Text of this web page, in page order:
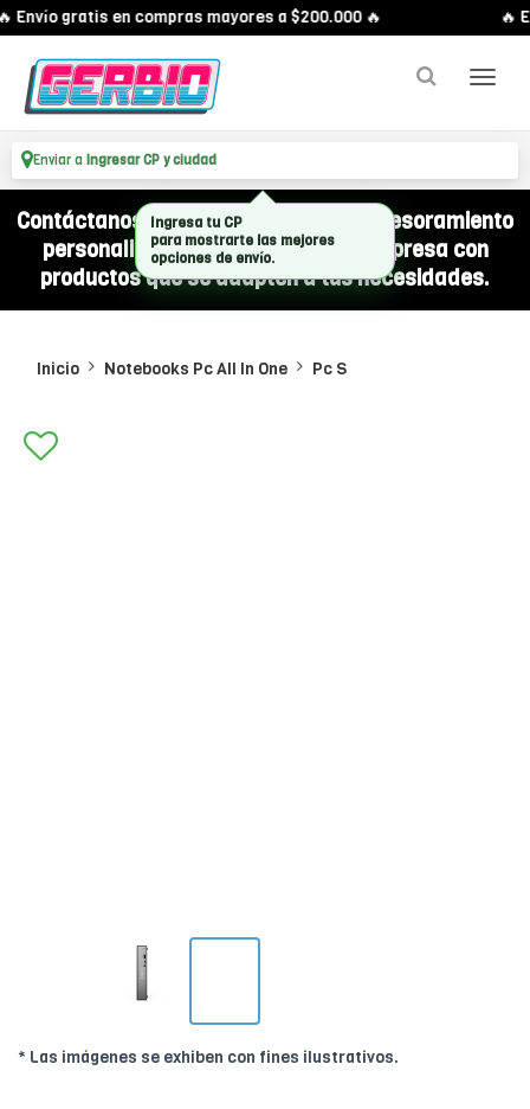
Envío gratis en compras mayores a $200.000 🔥 🔥
Enviar a Ingresar CP y ciudad
Contáctanos por WhatsApp y recibí asesoramiento
personalizado para equipar a tu empresa con
productos que se adapten a tus necesidades.
Inicio Notebooks Pc All In One Pc S
* Las imágenes se exhiben con fines ilustrativos.